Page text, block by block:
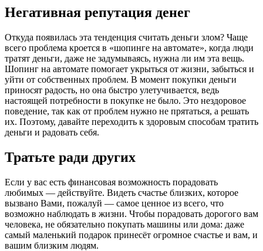
Негативная репутация денег
Откуда появилась эта тенденция считать деньги злом? Чаще
всего проблема кроется в «шопинге на автомате», когда люди
тратят деньги, даже не задумываясь, нужна ли им эта вещь.
Шопинг на автомате помогает укрыться от жизни, забыться и
уйти от собственных проблем. В момент покупки деньги
приносят радость, но она быстро улетучивается, ведь
настоящей потребности в покупке не было. Это нездоровое
поведение, так как от проблем нужно не прятаться, а решать
их. Поэтому, давайте переходить к здоровым способам тратить
деньги и радовать себя.
Тратьте ради других
Если у вас есть финансовая возможность порадовать
любимых — действуйте. Видеть счастье близких, которое
вызвано Вами, пожалуй — самое ценное из всего, что
возможно наблюдать в жизни. Чтобы порадовать дорогого вам
человека, не обязательно покупать машины или дома: даже
самый маленький подарок принесёт огромное счастье и вам, и
вашим близким людям.